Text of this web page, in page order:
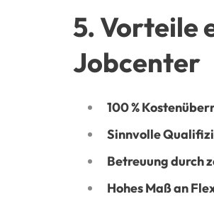
5. Vorteile
Jobcenter
100 %
Sinnvolle
Betreuung durch
Hohes Maß an